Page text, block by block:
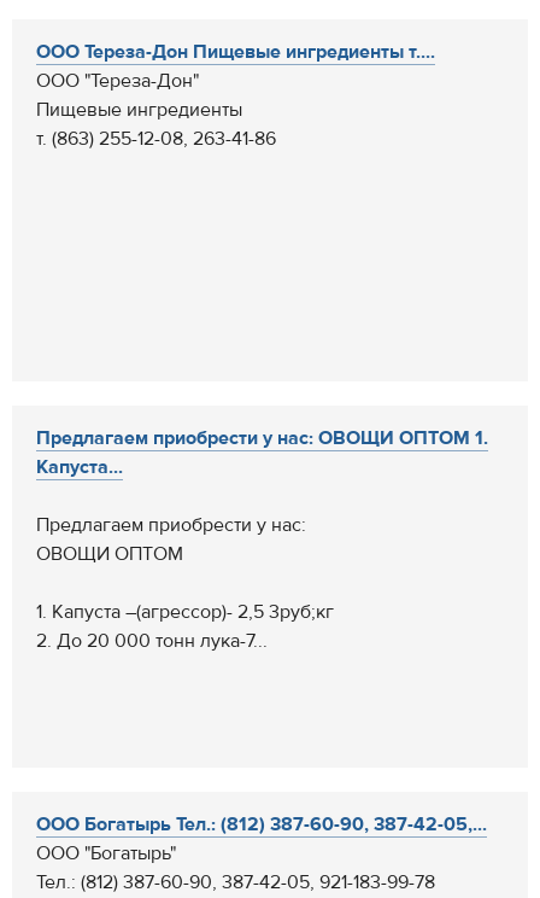
ООО Тереза-Дон Пищевые ингредиенты т....
ООО "Тереза-Дон"
Пищевые ингредиенты
т. (863) 255-12-08, 263-41-86
Предлагаем приобрести у нас: ОВОЩИ ОПТОМ 1.
Капуста...
Предлагаем приобрести у нас:
ОВОЩИ ОПТОМ
1. Капуста –(агрессор)- 2,5 3руб;кг
2. До 20 000 тонн лука-7...
ООО Богатырь Тел.: (812) 387-60-90, 387-42-05,...
ООО "Богатырь"
Тел.: (812) 387-60-90, 387-42-05, 921-183-99-78